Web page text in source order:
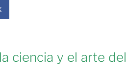
ciencia y el arte